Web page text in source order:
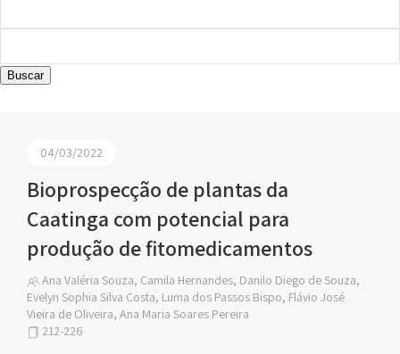
Buscar
04/03/2022
Bioprospecção de plantas da
Caatinga com potencial para
produção de fitomedicamentos
Ana Valéria Souza, Camila Hernandes, Danilo Diego de Souza,
Evelyn Sophia Silva Costa, Luma dos Passos Bispo, Flávio José
Vieira de Oliveira, Ana Maria Soares Pereira
212-226